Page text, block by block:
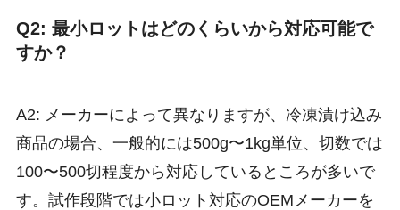
Q2: 最小ロットはどのくらいから対応可能で
すか？
A2: メーカーによって異なりますが、冷凍漬け込み
商品の場合、一般的には500g〜1kg単位、切数では
100〜500切程度から対応しているところが多いで
す。試作段階では小ロット対応のOEMメーカーを